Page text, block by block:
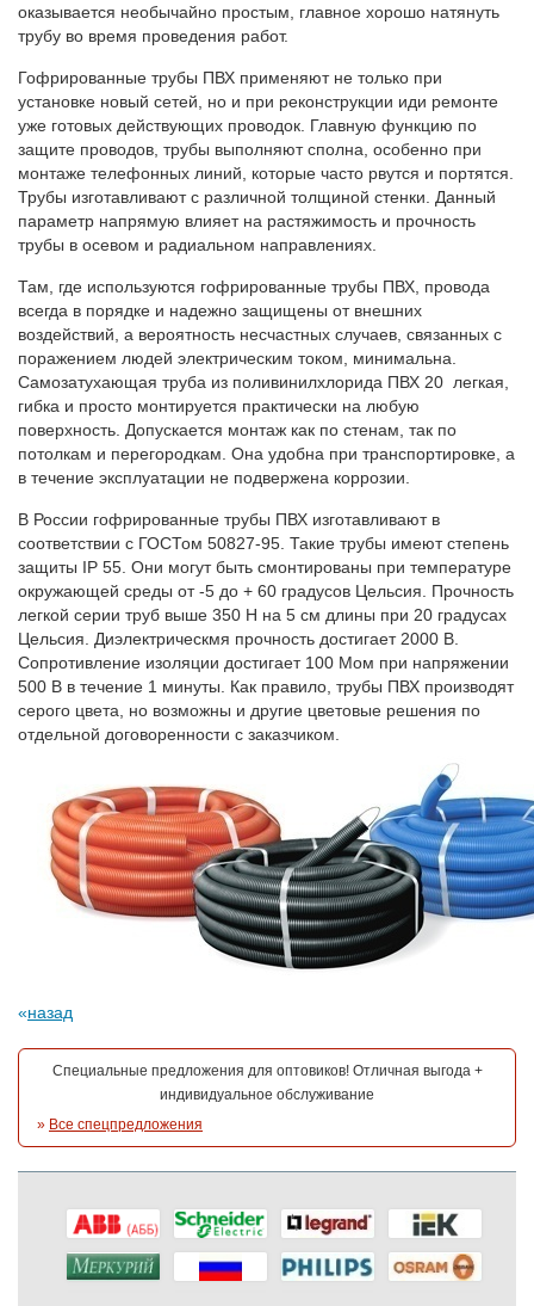
оказывается необычайно простым, главное хорошо натянуть
трубу во время проведения работ.
Гофрированные трубы ПВХ применяют не только при
установке новый сетей, но и при реконструкции иди ремонте
уже готовых действующих проводок. Главную функцию по
защите проводов, трубы выполняют сполна, особенно при
монтаже телефонных линий, которые часто рвутся и портятся.
Трубы изготавливают с различной толщиной стенки. Данный
параметр напрямую влияет на растяжимость и прочность
трубы в осевом и радиальном направлениях.
Там, где используются гофрированные трубы ПВХ, провода
всегда в порядке и надежно защищены от внешних
воздействий, а вероятность несчастных случаев, связанных с
поражением людей электрическим током, минимальна.
Самозатухающая труба из поливинилхлорида ПВХ 20 легкая,
гибка и просто монтируется практически на любую
поверхность. Допускается монтаж как по стенам, так по
потолкам и перегородкам. Она удобна при транспортировке, а
в течение эксплуатации не подвержена коррозии.
В России гофрированные трубы ПВХ изготавливают в
соответствии с ГОСТом 50827-95. Такие трубы имеют степень
защиты IP 55. Они могут быть смонтированы при температуре
окружающей среды от -5 до + 60 градусов Цельсия. Прочность
легкой серии труб выше 350 Н на 5 см длины при 20 градусах
Цельсия. Диэлектрическмя прочность достигает 2000 В.
Сопротивление изоляции достигает 100 Мом при напряжении
500 В в течение 1 минуты. Как правило, трубы ПВХ производят
серого цвета, но возможны и другие цветовые решения по
отдельной договоренности с заказчиком.
назад
Специальные предложения для оптовиков! Отличная выгода +
индивидуальное обслуживание
» Все спецпредложения